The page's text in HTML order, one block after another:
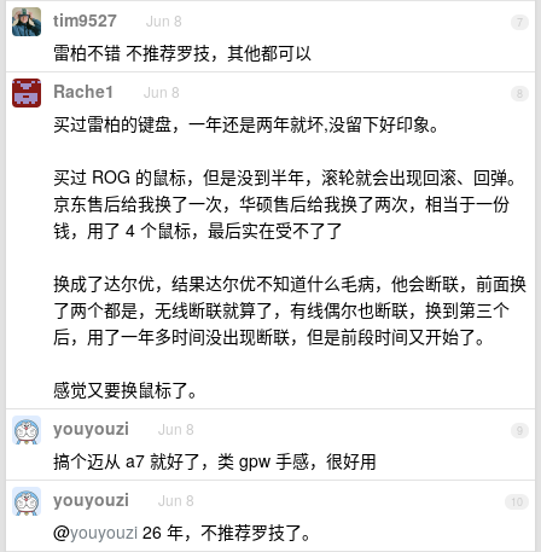
7
tim9527 Jun 8
雷柏不错 不推荐罗技，其他都可以
8
Rache1 Jun 8
买过雷柏的键盘，一年还是两年就坏,没留下好印象。
买过 ROG 的鼠标，但是没到半年，滚轮就会出现回滚、回弹。
京东售后给我换了一次，华硕售后给我换了两次，相当于一份
钱，用了 4 个鼠标，最后实在受不了了
换成了达尔优，结果达尔优不知道什么毛病，他会断联，前面换
了两个都是，无线断联就算了，有线偶尔也断联，换到第三个
后，用了一年多时间没出现断联，但是前段时间又开始了。
感觉又要换鼠标了。
9
youyouzi Jun 8
搞个迈从 a7 就好了，类 gpw 手感，很好用
10
youyouzi Jun 8
@youyouzi 26 年，不推荐罗技了。